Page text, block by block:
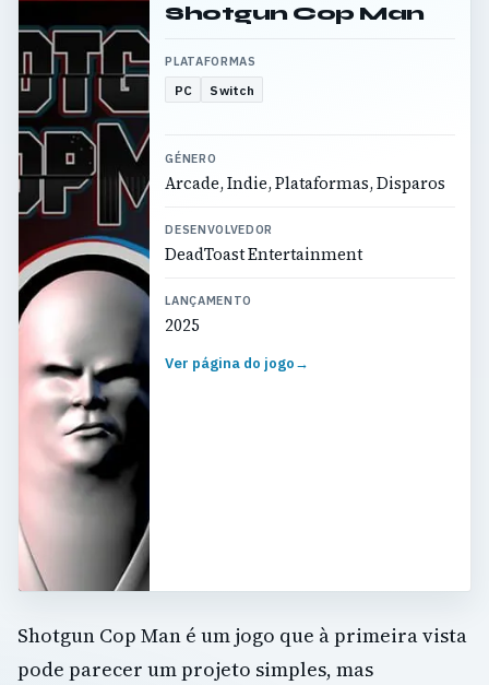
Shotgun Cop Man
PLATAFORMAS
PC Switch
GÉNERO
Arcade, Indie, Plataformas, Disparos
DESENVOLVEDOR
DeadToast Entertainment
LANÇAMENTO
2025
Ver página do jogo→
Shotgun Cop Man é um jogo que à primeira vista
pode parecer um projeto simples, mas